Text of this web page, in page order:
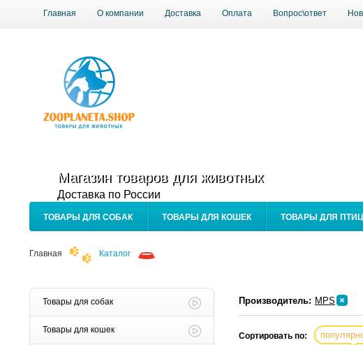
Главная О компании Доставка Оплата Вопрос\ответ
Магазин товаров для животных
Доставка по России
ТОВАРЫ ДЛЯ СОБАК ТОВАРЫ ДЛЯ КОШЕК ТОВАРЫ ДЛЯ ПТИЦ
Главная Каталог
Товары для собак
Товары для кошек
Производитель: MPS
Сортировать по: